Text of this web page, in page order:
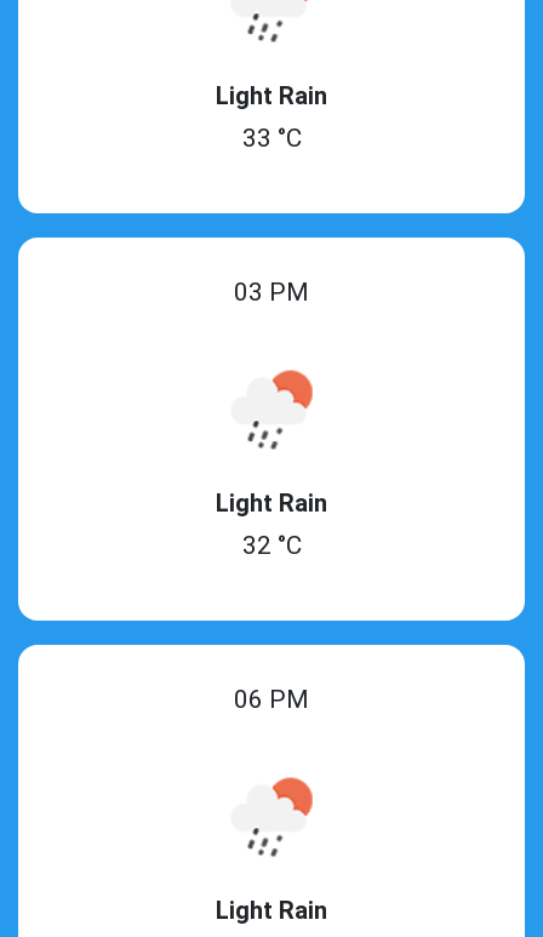
Light Rain
33 °C
03 PM
Light Rain
32 °C
06 PM
Light Rain